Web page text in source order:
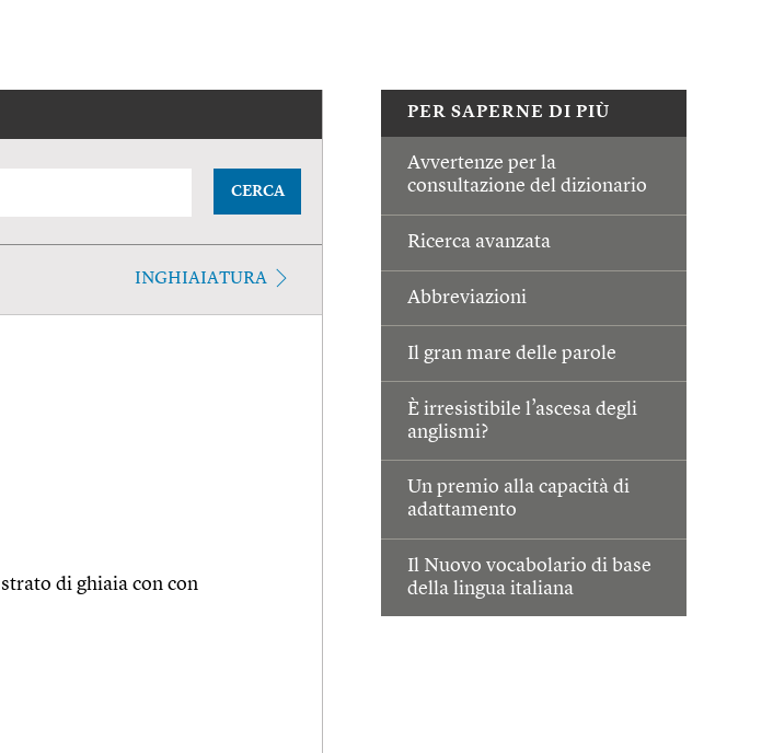
PER SAPERNE DI PIÙ
Avvertenze per la
consultazione del dizionario
Ricerca avanzata
Abbreviazioni
Il gran mare delle parole
È irresistibile l’ascesa degli
anglismi?
Un premio alla capacità di
adattamento
Il Nuovo vocabolario di base
della lingua italiana
CERCA
INGHIAIATURA
strato di ghiaia con con